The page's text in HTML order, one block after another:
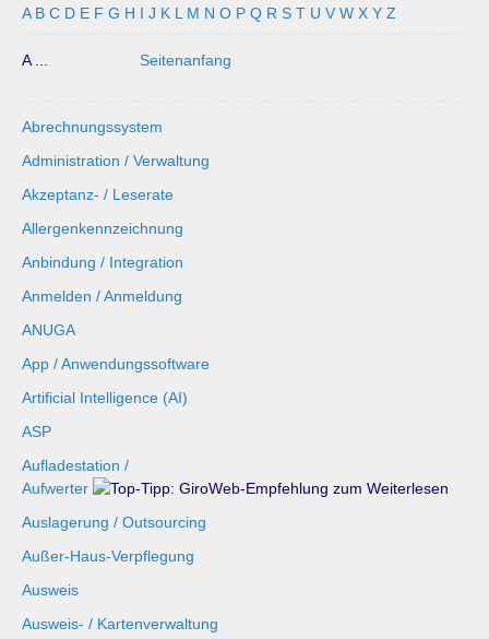
A B C D E F G H I J K L M N O P Q R S T U V W X Y Z
A ... Seitenanfang
Abrechnungssystem
Administration / Verwaltung
Akzeptanz- / Leserate
Allergenkennzeichnung
Anbindung / Integration
Anmelden / Anmeldung
ANUGA
App / Anwendungssoftware
Artificial Intelligence (AI)
ASP
Aufladestation /
Aufwerter
Auslagerung / Outsourcing
Außer-Haus-Verpflegung
Ausweis
Ausweis- / Kartenverwaltung